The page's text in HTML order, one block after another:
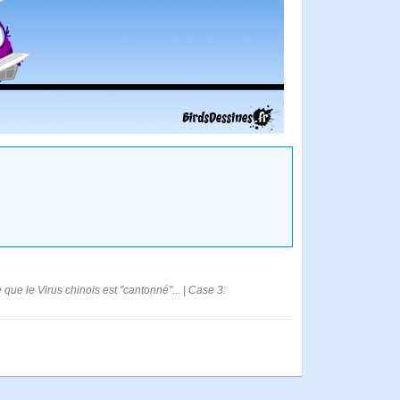
le Virus chinois est "cantonné"... | Case 3: